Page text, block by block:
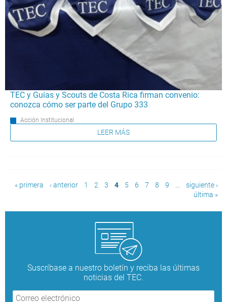
TEC y Guías y Scouts de Costa Rica firman convenio:
conozca cómo ser parte del Grupo 333
Acción Institucional
LEER MÁS
Páginas
« primera ‹ anterior 1 2 3 4 5 6 7 8 9 …
siguiente ›
última »
Suscríbase a nuestro boletín y reciba las últimas
noticias del TEC.